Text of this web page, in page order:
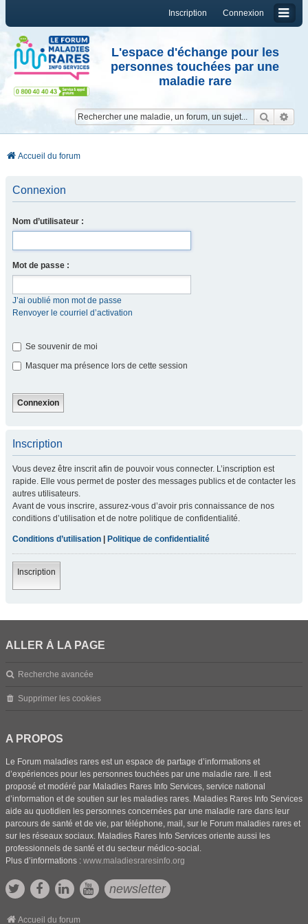
Connexion
Inscription
L'espace d'échange pour les
personnes touchées par une
maladie rare
Accueil du forum
Connexion
Nom d’utilisateur :
Mot de passe :
J’ai oublié mon mot de passe
Renvoyer le courriel d’activation
Se souvenir de moi
Masquer ma présence lors de cette session
Inscription
Vous devez être inscrit afin de pouvoir vous connecter. L’inscription est
rapide. Elle vous permet de poster des messages publics et de contacter les
autres utilisateurs.
Avant de vous inscrire, assurez-vous d’avoir pris connaissance de nos
conditions d’utilisation et de notre politique de confidentialité.
Conditions d’utilisation Politique de confidentialité
Inscription
ALLER À LA PAGE
Recherche avancée
Supprimer les cookies
A PROPOS
Le Forum maladies rares est un espace de partage d’informations et
d’expériences pour les personnes touchées par une maladie rare. Il est
proposé et modéré par Maladies Rares Info Services, service national
d’information et de soutien sur les maladies rares. Maladies Rares Info Services
aide au quotidien les personnes concernées par une maladie rare dans leur
parcours de santé et de vie, par téléphone, mail, sur le Forum maladies rares et
sur les réseaux sociaux. Maladies Rares Info Services oriente aussi les
professionnels de santé et du secteur médico-social.
Plus d’informations : www.maladiesraresinfo.org
newsletter
Accueil du forum